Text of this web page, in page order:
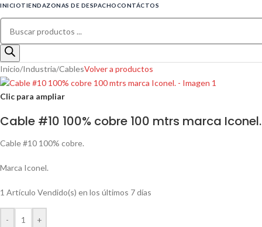
INICIOTIENDAZONAS DE DESPACHOCONTÁCTOS
Inicio/Industria/CablesVolver a productos
Clic para ampliar
Cable #10 100% cobre 100 mtrs marca Iconel.
Cable #10 100% cobre.
Marca Iconel.
1 Artículo Vendido(s) en los últimos 7 días
- +